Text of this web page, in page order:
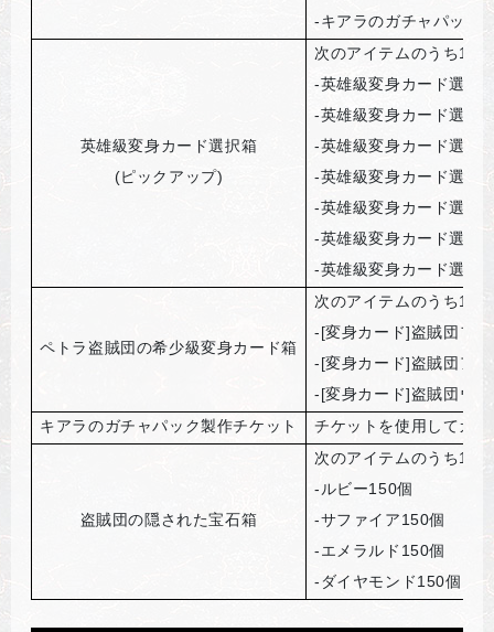
-キアラのガチャパック
英雄級変身カード選択箱
(ピックアップ)
次のアイテムのうち1種
-英雄級変身カード選択
-英雄級変身カード選択
-英雄級変身カード選択
-英雄級変身カード選択
-英雄級変身カード選択
-英雄級変身カード選択
-英雄級変身カード選択
ペトラ盗賊団の希少級変身カード箱
次のアイテムのうち1種
-[変身カード]盗賊団フ
-[変身カード]盗賊団ア
-[変身カード]盗賊団ウ
キアラのガチャパック製作チケット
チケットを使用してガ
盗賊団の隠された宝石箱
次のアイテムのうち1種
- ルビー150個
-サファイア150個
-エメラルド150個
- ダイヤモンド150個